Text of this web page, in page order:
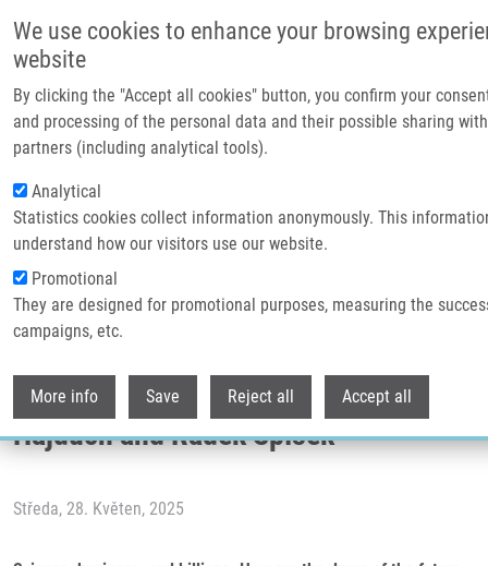
We use cookies to enhance your browsing
website
By clicking the "Accept all cookies" button, you confirm your
and processing of the personal data and their possible sharing
partners (including analytical tools).
Analytical
Statistics cookies collect information anonymously. This
understand how our visitors use our website.
Promotional
They are designed for promotional purposes, measuring the
campaigns, etc.
More info Save Reject all Accept all
Header image
Drobečková navigace
Domů Podcast “Mezi Buňky” With Marián Hajdúch And Radek Špíšek
Podcast “Mezi Buňky” with Marián
Hajdúch and Radek Špíšek
Středa, 28. Květen, 2025